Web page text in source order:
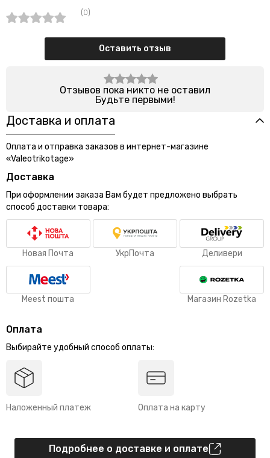
(0)
Оставить отзыв
Отзывов пока никто не оставил
Будьте первыми!
Доставка и оплата
Оплата и отправка заказов в интернет-магазине
«Valeotrikotage»
Доставка
При оформлении заказа Вам будет предложено выбрать
способ доставки товара:
Новая Почта УкрПочта Деливери
Meest пошта Магазин Rozetka
Оплата
Выбирайте удобный способ оплаты:
Наложенный платеж Оплата на карту
Подробнее о доставке и оплате